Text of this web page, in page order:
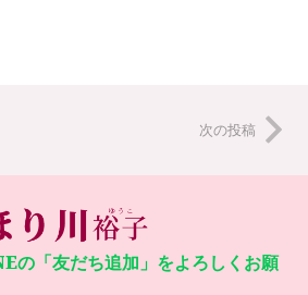
次の投稿
の「友だち追加」をよろしくお願